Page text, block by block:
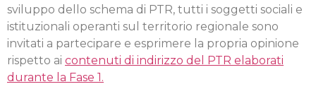
sviluppo dello schema di PTR, tutti i soggetti sociali e
istituzionali operanti sul territorio regionale sono
invitati a partecipare e esprimere la propria opinione
rispetto ai contenuti di indirizzo del PTR elaborati
durante la Fase 1.